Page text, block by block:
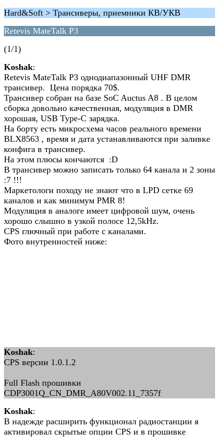
Hard&Soft > Трансиверы, приемники КВ/УКВ
Retevis MateTalk P3
(1/1)
Koshak:
Retevis MateTalk P3 однодиапазонный UHF DMR
трансивер. Цена порядка 70$.
Трансивер собран на базе SoC Auctus A8 . В целом
сборка довольно качественная, модуляция в DMR
хорошая, USB Type-C зарядка.
На борту есть микросхема часов реального времени
BLX8563 , время и дата устанавливаются при заливке
конфига в трансивер.
На этом плюсы кончаются :D
В трансивер можно записать только 64 канала и 2 зоны
:7 !!!
Маркетологи походу не знают что в LPD сетке 69
каналов и как минимум PMR 8!
Модуляция в аналоге имеет цифровой шум, очень
хорошо слышно в узкой полосе 12,5kHz.
CPS глючный при работе с каналами.
Фото внутренностей ниже:
Koshak:
CPS версии 1.0.1.2
Full Flash прошивки
CDP3001Q_CN_DMR_A80V002.11_7357f
Koshak:
В надежде расширить функционал радиостанции я
активировал скрытые опции CPS и в прошивке